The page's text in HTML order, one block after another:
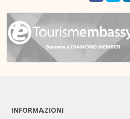
INFORMAZIONI